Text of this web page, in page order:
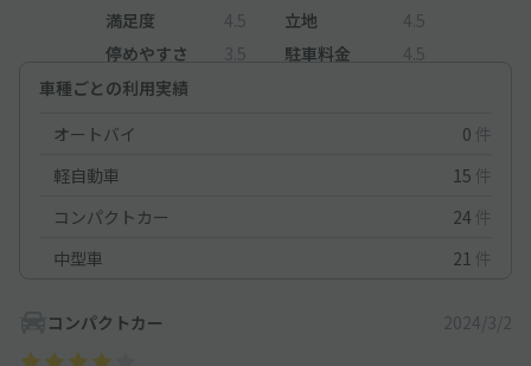
満足度 4.5 立地
4.5
停めやすさ
3.5 駐車料金
4.5
車種ごとの利用実績
オートバイ
0 件
軽自動車
15 件
コンパクトカー
24 件
中型車
21 件
コンパクトカー 2024/3/2